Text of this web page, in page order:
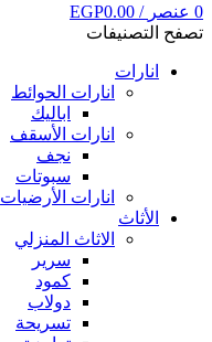
0 عنصر /
EGP0.00
تصفح التصنيفات
انارات
انارات الحوائط
اباليك
انارات الأسقف
نجف
سبوتات
انارات الأرضيات
الأثاث
الاثاث المنزلي
سرير
كمود
دولاب
تسريحة